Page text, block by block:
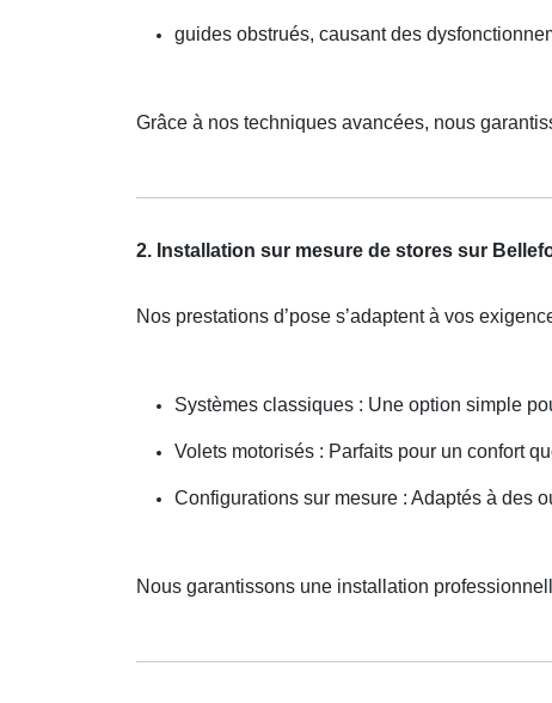
guides obstrués, causant des
Grâce à nos techniques avancées, nous
2. Installation sur mesure de stores sur
Nos prestations d’pose s’adaptent à vos
Systèmes classiques : Une option simple
Volets motorisés : Parfaits pour un confort
Configurations sur mesure : Adaptés à des
Nous garantissons une installation